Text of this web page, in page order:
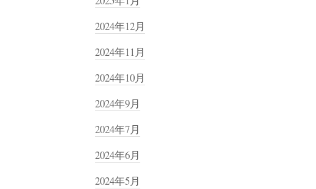
2024年12月
2024年11月
2024年10月
2024年9月
2024年7月
2024年6月
2024年5月